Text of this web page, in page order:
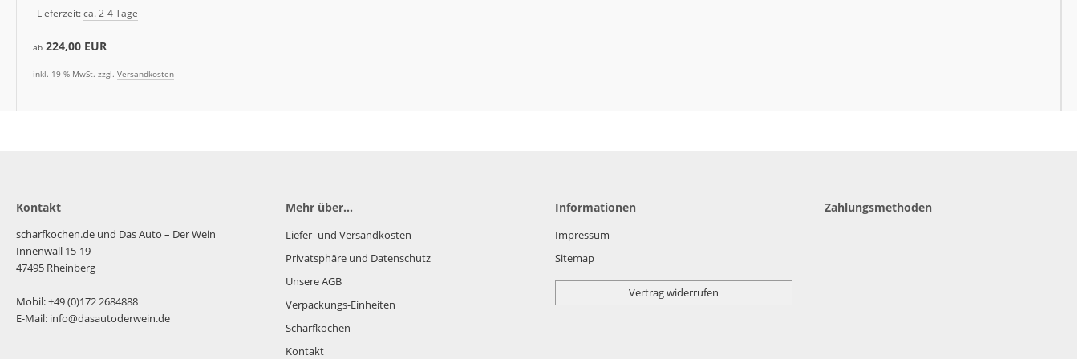
Lieferzeit:ca. 2-4 Tage
ab 224,00 EUR
inkl. 19 % MwSt. zzgl. Versandkosten
Kontakt
scharfkochen.de und Das Auto – Der Wein
Innenwall 15-19
47495 Rheinberg
Mobil: +49 (0)172 2684888
E-Mail: info@dasautoderwein.de
Mehr über...
Liefer- und Versandkosten
Privatsphäre und Datenschutz
Unsere AGB
Verpackungs-Einheiten
Scharfkochen
Kontakt
Informationen
Impressum
Sitemap
Vertrag widerrufen
Zahlungsmethoden